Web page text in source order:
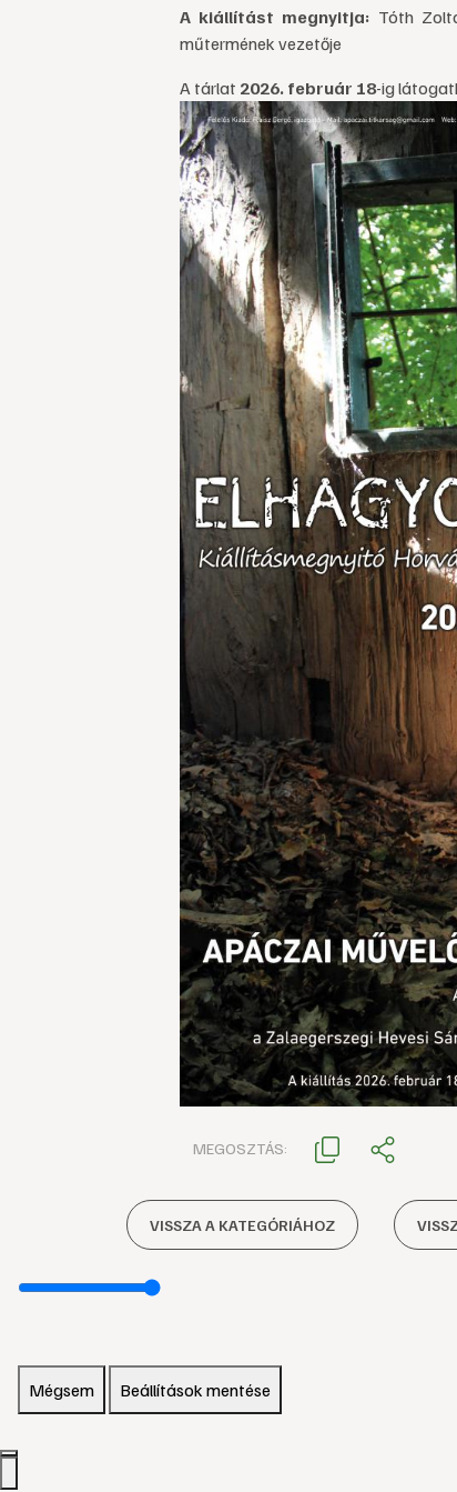
A kiállítást megnyitja: Tóth
műtermének vezetője
A tárlat 2026. február 18-ig
MEGOSZTÁS:
VISSZA A KATEGÓRIÁHOZ
Mégsem Beállítások mentése